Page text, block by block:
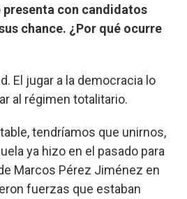
presenta con candidatos
chance. ¿Por qué ocurre
El jugar a la democracia lo
al régimen totalitario.
tendríamos que unirnos,
ya hizo en el pasado para
Marcos Pérez Jiménez en
fuerzas que estaban